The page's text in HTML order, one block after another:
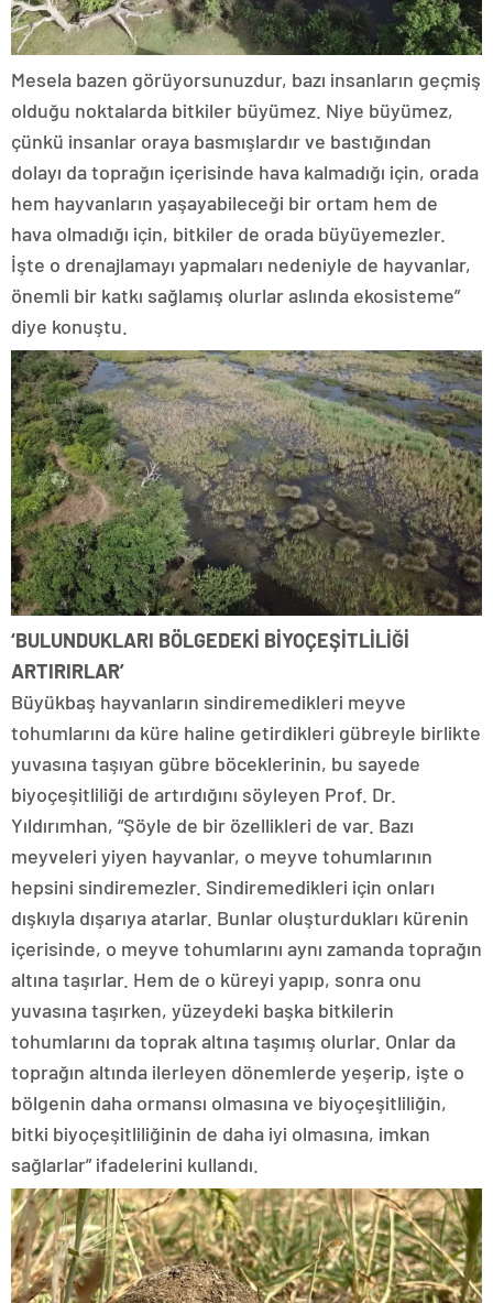
Mesela bazen görüyorsunuzdur, bazı insanların geçmiş
olduğu noktalarda bitkiler büyümez. Niye büyümez,
çünkü insanlar oraya basmışlardır ve bastığından
dolayı da toprağın içerisinde hava kalmadığı için, orada
hem hayvanların yaşayabileceği bir ortam hem de
hava olmadığı için, bitkiler de orada büyüyemezler.
İşte o drenajlamayı yapmaları nedeniyle de hayvanlar,
önemli bir katkı sağlamış olurlar aslında ekosisteme”
diye konuştu.
‘BULUNDUKLARI BÖLGEDEKİ BİYOÇEŞİTLİLİĞİ
ARTIRIRLAR’
Büyükbaş hayvanların sindiremedikleri meyve
tohumlarını da küre haline getirdikleri gübreyle birlikte
yuvasına taşıyan gübre böceklerinin, bu sayede
biyoçeşitliliği de artırdığını söyleyen Prof. Dr.
Yıldırımhan, “Şöyle de bir özellikleri de var. Bazı
meyveleri yiyen hayvanlar, o meyve tohumlarının
hepsini sindiremezler. Sindiremedikleri için onları
dışkıyla dışarıya atarlar. Bunlar oluşturdukları kürenin
içerisinde, o meyve tohumlarını aynı zamanda toprağın
altına taşırlar. Hem de o küreyi yapıp, sonra onu
yuvasına taşırken, yüzeydeki başka bitkilerin
tohumlarını da toprak altına taşımış olurlar. Onlar da
toprağın altında ilerleyen dönemlerde yeşerip, işte o
bölgenin daha ormansı olmasına ve biyoçeşitliliğin,
bitki biyoçeşitliliğinin de daha iyi olmasına, imkan
sağlarlar” ifadelerini kullandı.